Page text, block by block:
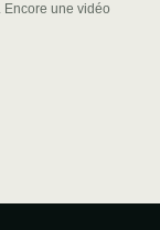
une vidéo